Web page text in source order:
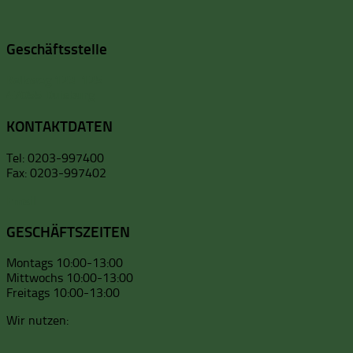
Geschäftsstelle
KONTAKTDATEN
Tel: 0203-997400
Fax: 0203-997402
GESCHÄFTSZEITEN
Montags 10:00-13:00
Mittwochs 10:00-13:00
Freitags 10:00-13:00
Wir nutzen: